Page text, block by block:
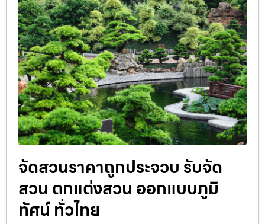
จัดสวนราคาถูกประจวบ รับจัด
สวน ตกแต่งสวน ออกแบบภูมิ
ทัศน์ ทั่วไทย